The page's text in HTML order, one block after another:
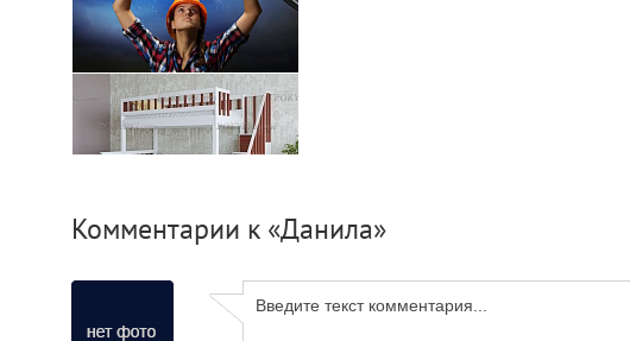
Куплю кабель, провод.
«Старк»
Комментарии к «Данила»